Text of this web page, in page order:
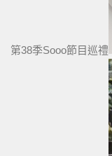
第38季Sooo節目巡禮